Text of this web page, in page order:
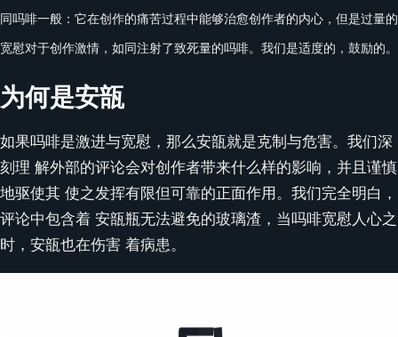
同吗啡一般：它在创作的痛苦过程中能够治愈创作者的内心，但是过量的
宽慰对于创作激情，如同注射了致死量的吗啡。我们是适度的，鼓励的。
为何是安瓿
如果吗啡是激进与宽慰，那么安瓿就是克制与危害。我们深
刻理 解外部的评论会对创作者带来什么样的影响，并且谨慎
地驱使其 使之发挥有限但可靠的正面作用。我们完全明白，
评论中包含着 安瓿瓶无法避免的玻璃渣，当吗啡宽慰人心之
时，安瓿也在伤害 着病患。